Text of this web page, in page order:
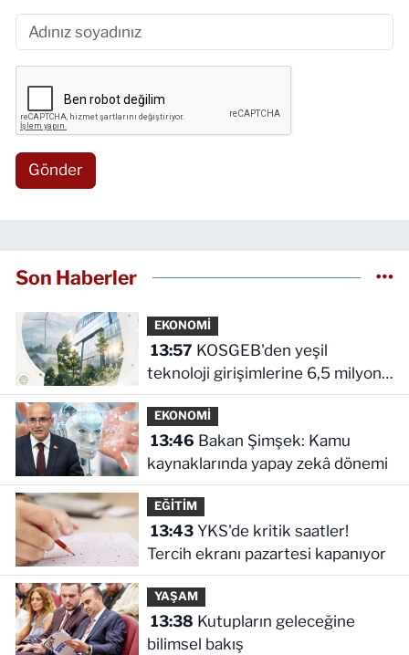
Gönder
Son Haberler
EKONOMİ
13:57
teknoloji girişimlerine 6,5 milyon
TL'ye kadar destek
EKONOMİ
13:46
kaynaklarında yapay zekâ dönemi
EĞİTİM
13:43YKS'de kritik saatler!
Tercih ekranı pazartesi kapanıyor
YAŞAM
13:38
bilimsel bakış